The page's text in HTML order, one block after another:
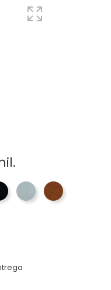
Jayso
40 Dormitorios Jayso
Negro 27 Dormitorios Jayso
Plata 29 Dormitorios
Terracota 35